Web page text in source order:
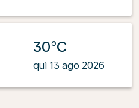
30°C
qui 13 ago 2026